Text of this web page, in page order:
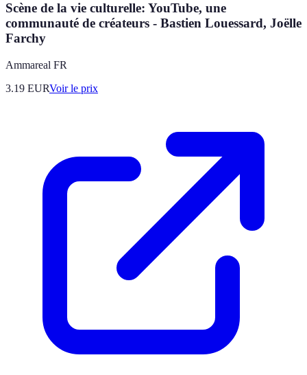
Scène de la vie culturelle: YouTube, une
communauté de créateurs - Bastien Louessard, Joëlle
Farchy
Ammareal FR
3.19 EURVoir le prix